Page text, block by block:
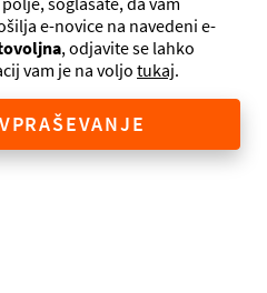
e-novice na navedeni e-
, odjavite se lahko
vam je na voljo tukaj.